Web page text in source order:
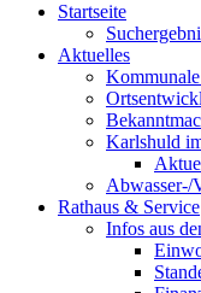
Startseite
Aktuelles
Karlshuld
Abwasser-/
Rathaus & Service
Infos aus